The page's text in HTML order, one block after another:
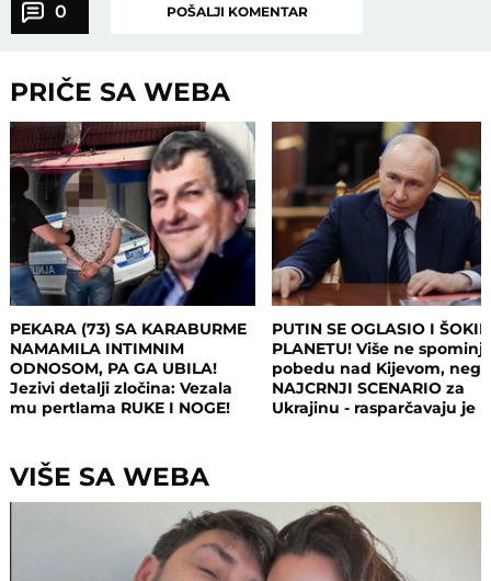
0 POŠALJI KOMENTAR
PRIČE SA WEBA
PEKARA (73) SA KARABURME
NAMAMILA INTIMNIM
ODNOSOM, PA GA UBILA!
Jezivi detalji zločina: Vezala
mu pertlama RUKE I NOGE!
PUTIN SE OGLASIO I
PLANETU! Više ne
pobedu nad Kijevom, nego
NAJCRNJI SCENARIO za
Ukrajinu - rasparčavaju je
VIŠE SA WEBA